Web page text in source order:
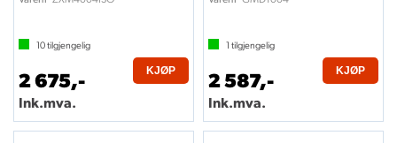
10tilgjengelig
2 675,-
Ink.mva.
KJØP
1 tilgjengelig
2 587,-
Ink.mva.
KJØP